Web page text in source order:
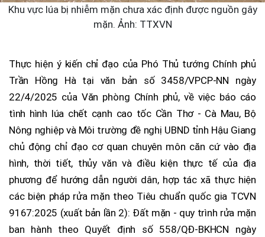
Khu vực lúa bị nhiễm mặn chưa xác định được nguồn gây
mặn. Ảnh: TTXVN
Thực hiện ý kiến chỉ đạo của Phó Thủ tướng Chính phủ
Trần Hồng Hà tại văn bản số 3458/VPCP-NN ngày
22/4/2025 của Văn phòng Chính phủ, về việc báo cáo
tình hình lúa chết cạnh cao tốc Cần Thơ - Cà Mau, Bộ
Nông nghiệp và Môi trường đề nghị UBND tỉnh Hậu Giang
chủ động chỉ đạo cơ quan chuyên môn căn cứ vào địa
hình, thời tiết, thủy văn và điều kiện thực tế của địa
phương để hướng dẫn người dân, hợp tác xã thực hiện
các biện pháp rửa mặn theo Tiêu chuẩn quốc gia TCVN
9167:2025 (xuất bản lần 2): Đất mặn - quy trình rửa mặn
ban hành theo Quyết định số 558/QĐ-BKHCN ngày